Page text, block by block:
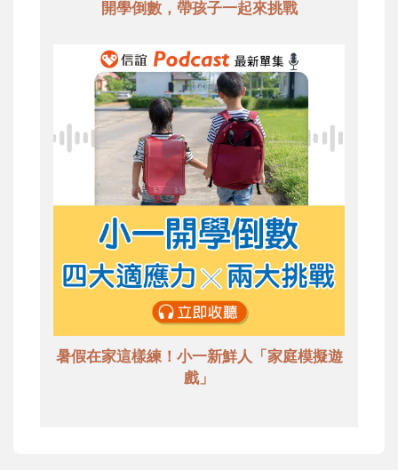
開學倒數，帶孩子一起來挑戰
暑假在家這樣練！小一新鮮人「家庭模擬遊
戲」